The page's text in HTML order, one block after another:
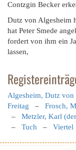
Contzgin Becker
Dutz von Algesheim
hat Peter Smede
fordert von ihm ein
lassen,
Algesheim, Dutz von
Freitag – Frosch,
– Metzler, Karl
– Tuch – Viertel